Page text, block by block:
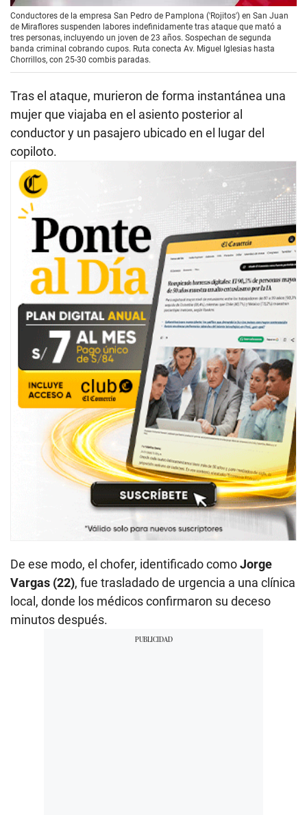
Conductores de la empresa San Pedro de Pamplona ('Rojitos') en San Juan
de Miraflores suspenden labores indefinidamente tras ataque que mató a
tres personas, incluyendo un joven de 23 años. Sospechan de segunda
banda criminal cobrando cupos. Ruta conecta Av. Miguel Iglesias hasta
Chorrillos, con 25-30 combis paradas.
Tras el ataque, murieron de forma instantánea una
mujer que viajaba en el asiento posterior al
conductor y un pasajero ubicado en el lugar del
copiloto.
De ese modo, el chofer, identificado comoJorge
Vargas (22), fue trasladado de urgencia a una clínica
local, donde los médicos confirmaron su deceso
minutos después.